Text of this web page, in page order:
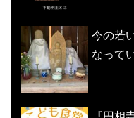
今の若
なって